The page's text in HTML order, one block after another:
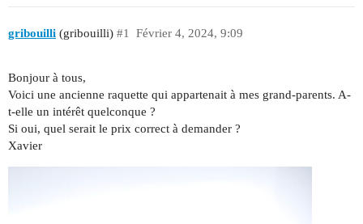
gribouilli (gribouilli) Février 4, 2024, 9:09
#1
Bonjour à tous,
Voici une ancienne raquette qui appartenait à mes grand-parents. A-
t-elle un intérêt quelconque ?
Si oui, quel serait le prix correct à demander ?
Xavier